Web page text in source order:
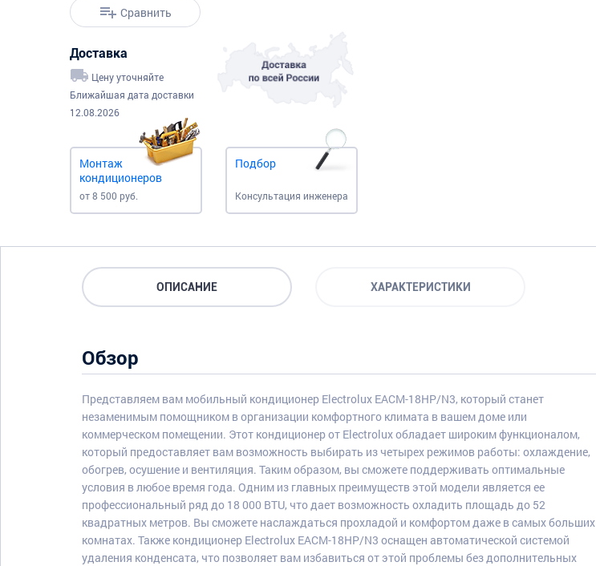
Сравнить
Доставка
Цену уточняйте
Ближайшая дата доставки
12.08.2026
Монтаж
кондиционеров
от 8 500 руб.
Подбор
Консультация инженера
ОПИСАНИЕ ХАРАКТЕРИСТИКИ
Обзор
Представляем вам мобильный кондиционер Electrolux EACM-18HP/N3, который станет
незаменимым помощником в организации комфортного климата в вашем доме или
коммерческом помещении. Этот кондиционер от Electrolux обладает широким функционалом,
который предоставляет вам возможность выбирать из четырех режимов работы: охлаждение,
обогрев, осушение и вентиляция. Таким образом, вы сможете поддерживать оптимальные
условия в любое время года. Одним из главных преимуществ этой модели является ее
профессиональный ряд до 18 000 BTU, что дает возможность охладить площадь до 52
квадратных метров. Вы сможете наслаждаться прохладой и комфортом даже в самых больших
комнатах. Также кондиционер Electrolux EACM-18HP/N3 оснащен автоматической системой
удаления конденсата, что позволяет вам избавиться от этой проблемы без дополнительных